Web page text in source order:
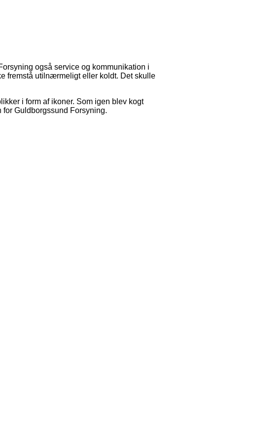
også service og kommunikation i
fremstå utilnærmeligt eller koldt. Det skulle
i form af ikoner. Som igen blev kogt
Guldborgssund Forsyning.